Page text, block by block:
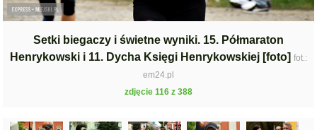
Setki biegaczy i świetne wyniki. 15. Półmaraton
Henrykowski i 11. Dycha Księgi Henrykowskiej [foto] fot.:
em24.pl
zdjęcie 116 z 388